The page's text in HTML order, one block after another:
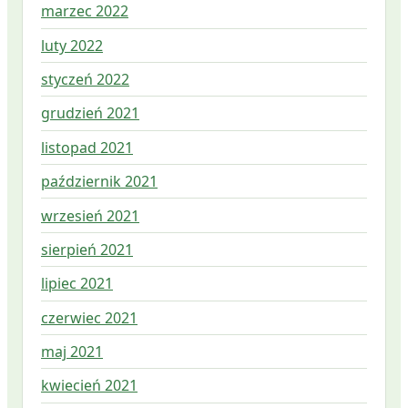
marzec 2022
luty 2022
styczeń 2022
grudzień 2021
listopad 2021
październik 2021
wrzesień 2021
sierpień 2021
lipiec 2021
czerwiec 2021
maj 2021
kwiecień 2021